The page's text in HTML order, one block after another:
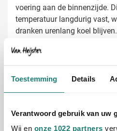
Toestemming Details
Verantwoord gebruik van uw
Wij en onze 1022 partners
voering aan de binnenzijde.
temperatuur langdurig vast,
dranken urenlang koel
mee naar kantoor nemen. De
zelfs tijdens langere tochten.
logo
Bij Van Heijster
verschillende opties:
Bedrukking met je